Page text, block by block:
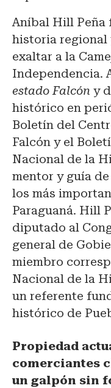
Aníbal Hill Peña
historia regional
exaltar a la
Independencia.
estado Falcón y
histórico en
Boletín del
Falcón y el
Nacional de la
mentor y guía de
los más
Paraguaná. Hill
diputado al
general de
miembro
Nacional de la
un referente
histórico de
Propiedad
comerciantes
un galpón sin